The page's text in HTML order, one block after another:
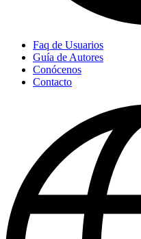
Faq de Usuarios
Guía de Autores
Conócenos
Contacto